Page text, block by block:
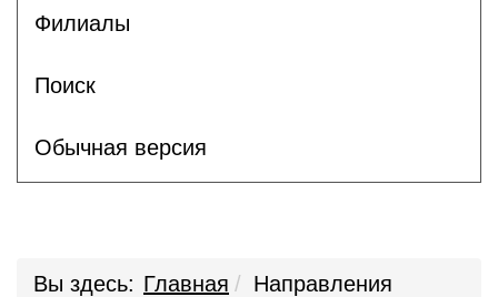
Филиалы
Поиск
Обычная версия
Вы здесь: Главная Направления